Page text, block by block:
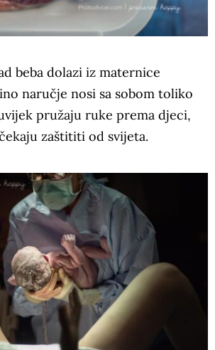
beba dolazi iz maternice
naručje nosi sa sobom toliko
pružaju ruke prema djeci,
zaštititi od svijeta.